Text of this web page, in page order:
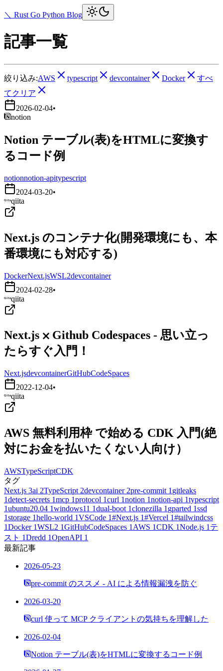
＼ Rust Go Python Blog
記事一覧
絞り込み:AWS typescript devcontainer Docker
すべ
てクリア
2026-02-04•
notion
Notion テーブル(表)をHTMLに変換す
るコード例
notionnotion-apitypescript
2024-03-20•
qiita
Next.js のコンテナ化(開発環境にも、本
番環境にも対応する)
DockerNext.jsWSL2devcontainer
2024-02-28•
qiita
Next.js ⨉ Github Codespaces - 思い立っ
たらすぐ入門！
Next.jsdevcontainerGitHubCodeSpaces
2022-12-04•
qiita
AWS 無料利用枠 で始める CDK 入門(絶
対にお金を払いたくない人向け）
AWSTypeScriptCDK
タグ
Next.js 3ai 2TypeScript 2devcontainer 2pre-commit 1 gitleaks
1detect-secrets 1mcp 1protocol 1curl 1notion 1notion-api 1typescript
1ubuntu20.04 1windows11 1dual-boot 1clonezilla 1 gparted 1ssd
1storage 1hello-world 1VSCode 1#Next.js 1#Vercel 1#tailwindcss
1Docker 1WSL2 1GitHubCodeSpaces 1 AWS 1CDK 1Node.js 1 テ
スト 1Dredd 1OpenAPI 1
最新記事
2026-05-23
pre-commit のススメ - AI による情報漏洩を防ぐ
2026-03-20
curl 使って MCP クライアントの気持ちを理解した
2026-02-04
Notion テーブル(表)をHTMLに変換するコード例